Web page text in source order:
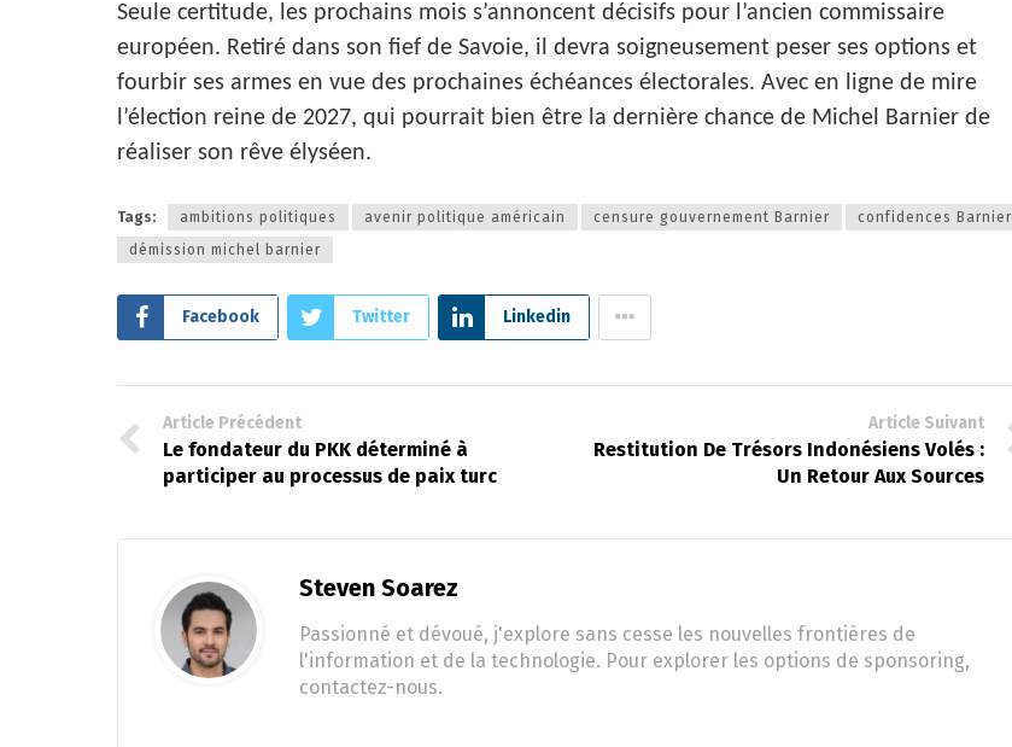
Seule certitude, les prochains mois s’annoncent décisifs pour l’ancien commissaire
européen. Retiré dans son fief de Savoie, il devra soigneusement peser ses options et
fourbir ses armes en vue des prochaines échéances électorales. Avec en ligne de mire
l’élection reine de 2027, qui pourrait bien être la dernière chance de Michel Barnier de
réaliser son rêve élyséen.
Tags: ambitions politiques avenir politique américain censure gouvernement Barnier
confidences Barnier
démission michel barnier
Facebook Twitter Linkedin
Article Précédent
Le fondateur du PKK déterminé à
participer au processus de paix turc
Article Suivant
Restitution De Trésors Indonésiens Volés :
Un Retour Aux Sources
Steven Soarez
Passionné et dévoué, j'explore sans cesse les nouvelles frontières de
l'information et de la technologie. Pour explorer les options de sponsoring,
contactez-nous.